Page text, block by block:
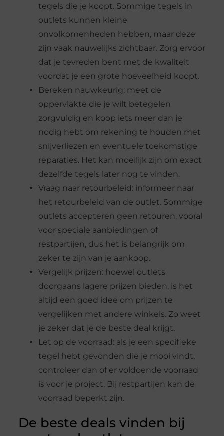
tegels die je koopt. Sommige tegels in
outlets kunnen kleine
onvolkomenheden hebben, maar deze
zijn vaak nauwelijks zichtbaar. Zorg ervoor
dat je tevreden bent met de kwaliteit
voordat je een grote hoeveelheid koopt.
Bereken nauwkeurig: meet de
oppervlakte die je wilt betegelen
zorgvuldig en koop iets meer dan je
nodig hebt om rekening te houden met
snijverliezen en eventuele toekomstige
reparaties. Het kan moeilijk zijn om exact
dezelfde tegels later nog te vinden.
Vraag naar retourbeleid: informeer naar
het retourbeleid van de outlet. Sommige
outlets accepteren geen retouren, vooral
voor speciale aanbiedingen of
restpartijen, dus het is belangrijk om
zeker te zijn van je aankoop.
Vergelijk prijzen: hoewel outlets
doorgaans lagere prijzen bieden, is het
altijd een goed idee om prijzen te
vergelijken met andere winkels. Zo weet
je zeker dat je de beste deal krijgt.
Let op de voorraad: als je een specifieke
tegel hebt gevonden die je mooi vindt,
controleer dan of er voldoende voorraad
is voor je project. Bij restpartijen kan de
voorraad beperkt zijn.
De beste deals vinden bij